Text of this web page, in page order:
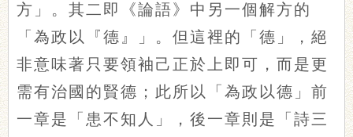
方」。其二即《論語》中另一個解方的
「為政以『德』」。但這裡的「德」，絕
非意味著只要領袖己正於上即可，而是更
需有治國的賢德；此所以「為政以德」前
一章是「患不知人」，後一章則是「詩三